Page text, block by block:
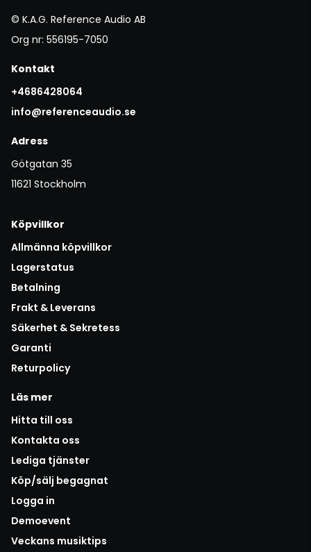
© K.A.G. Reference Audio AB
Org nr: 556195-7050
Kontakt
+4686428064
info@referenceaudio.se
Adress
Götgatan 35
11621 Stockholm
Köpvillkor
Allmänna köpvillkor
Lagerstatus
Betalning
Frakt & Leverans
Säkerhet & Sekretess
Garanti
Returpolicy
Läs mer
Hitta till oss
Kontakta oss
Lediga tjänster
Köp/sälj begagnat
Logga in
Demoevent
Veckans musiktips